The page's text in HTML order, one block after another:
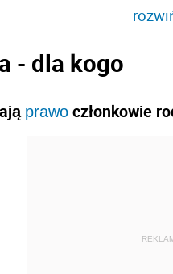
- dla kogo
prawo członkowie